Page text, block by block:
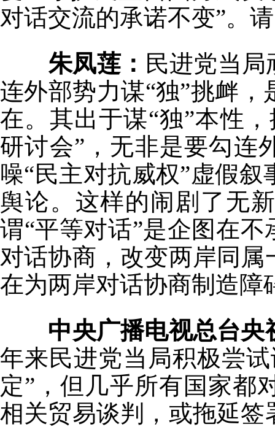
对话交流的承诺不变”。
朱凤莲： 民进党当
连外部势力谋“独”挑衅
在。其出于谋“独”本性
研讨会”，无非是要勾连
噪“民主对抗威权”虚假
舆论。这样的闹剧了无
谓“平等对话”是企图在
对话协商，改变两岸同
在为两岸对话协商制造障
中央广播电视总台
年来民进党当局积极尝
定”，但几乎所有国家都
相关贸易谈判，或拖延